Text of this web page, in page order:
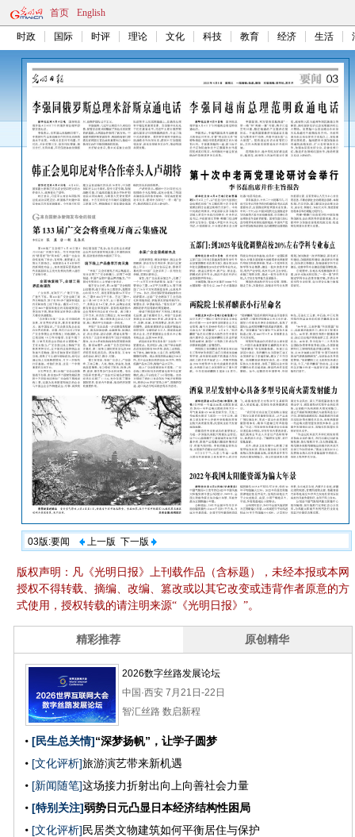
首页 English
时政 国际 时评 理论 文化 科技 教育 经济 生活
03版:要闻 上一版 下一版
版权声明：凡《光明日报》上刊载作品（含标题），未经本报或本网
授权不得转载、摘编、改编、篡改或以其它改变或违背作者原意的方
式使用，授权转载的请注明来源“《光明日报》”。